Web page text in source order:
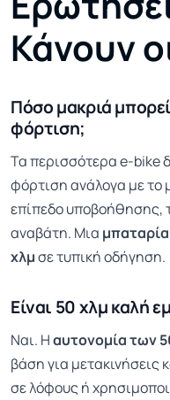
Κάνουν
Πόσο μακριά
φόρτιση;
Τα περισσότερα e-bike
φόρτιση ανάλογα με το
επίπεδο υποβοήθησης,
αναβάτη. Μια
χλμσε τυπική οδήγηση.
Είναι 50 χλμ καλή
Ναι. Ηαυτονομία των
βάση για μετακινήσεις
σε λόφους ή